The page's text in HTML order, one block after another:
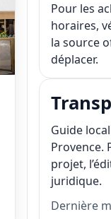
Pour les
horaires,
la source
déplacer.
Guide
Provence.
projet,
juridique.
Dernière